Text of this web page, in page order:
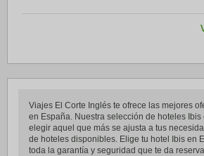
Viajes El Corte Inglés te ofrece las mejores
en España. Nuestra selección de hoteles Ibis
elegir aquel que más se ajusta a tus
de hoteles disponibles. Elige tu hotel Ibis en
toda la garantía y seguridad que te da